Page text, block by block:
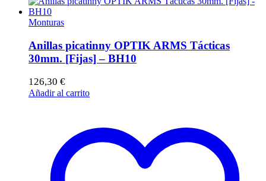
Monturas
Anillas picatinny OPTIK ARMS Tácticas
30mm. [Fijas] – BH10
126,30 €
Añadir al carrito